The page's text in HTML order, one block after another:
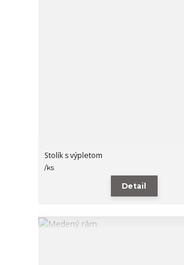
Stolík s výpletom
/ks
Detail